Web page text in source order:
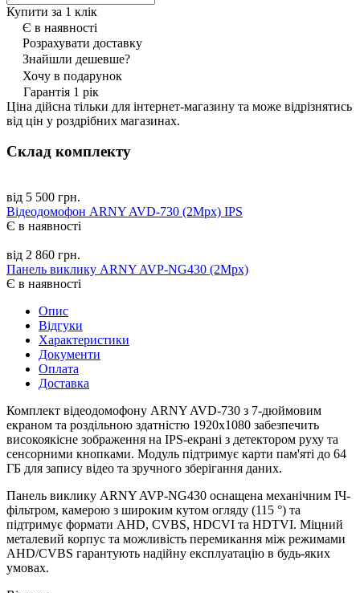
Купити за 1 клiк
Є в наявності
Розрахувати доставку
Знайшли дешевше?
Хочу в подарунок
Гарантія 1 рік
Ціна дійсна тільки для інтернет-магазину та може відрізнятись
від цін у роздрібних магазинах.
Склад комплекту
від 5 500 грн.
Відеодомофон ARNY AVD-730 (2Mpx) IPS
Є в наявності
від 2 860 грн.
Панель виклику ARNY AVP-NG430 (2Mpx)
Є в наявності
Опис
Відгуки
Характеристики
Документи
Оплата
Доставка
Комплект відеодомофону ARNY AVD-730 з 7-дюймовим
екраном та роздільною здатністю 1920x1080 забезпечить
високоякісне зображення на IPS-екрані з детектором руху та
сенсорними кнопками. Модуль підтримує карти пам'яті до 64
ГБ для запису відео та зручного зберігання даних.
Панель виклику ARNY AVP-NG430 оснащена механічним ІЧ-
фільтром, камерою з широким кутом огляду (115 °) та
підтримує формати AHD, CVBS, HDCVI та HDTVI. Міцний
металевий корпус та можливість перемикання між режимами
AHD/CVBS гарантують надійну експлуатацію в будь-яких
умовах.